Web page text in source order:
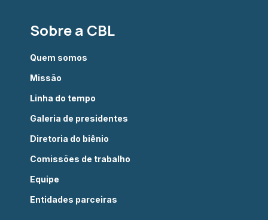
Sobre a CBL
Quem somos
Missão
Linha do tempo
Galeria de presidentes
Diretoria do biênio
Comissões de trabalho
Equipe
Entidades parceiras